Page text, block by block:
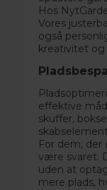
Hos
Vores
også
kreativitet og
effektive
skuffer,
For dem,
være svaret.
uden at
mere plads,